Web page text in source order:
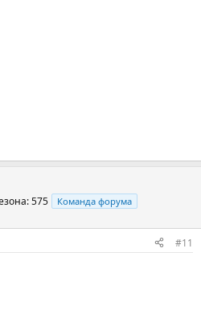
575 Команда форума
#11